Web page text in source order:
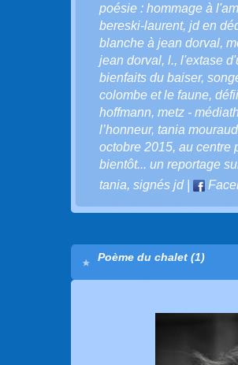
poésie : hommage à
bereski-laurent, jd en
blanche à jean dorval,
jean dorval, l., l'extase
bienfaits du baiser,
colombe et le faune,
hoffmann, metz -
l’honneur, tania mouraud
octobre 2015, au centre
bientôt... un reportage
tania, signés jd|
Poème du chalet (1)